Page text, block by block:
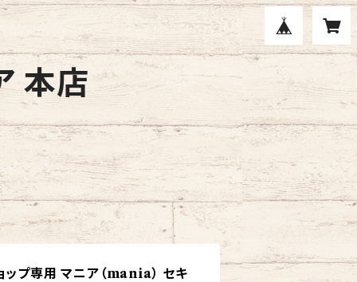
本店
ップ専用 マニア（mania） セキ